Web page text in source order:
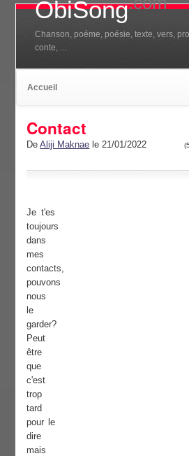
ObiSong
Chanson, poéme, poésie, texte, vers,
conte, ...
Accueil
Contact
DeAliji Maknae le 21/01/2022
Je t'es
toujours
dans
mes
contacts,
pouvons
nous
le
garder?
Peut
être
que
c'est
trop
tard
pour le
dire
mais